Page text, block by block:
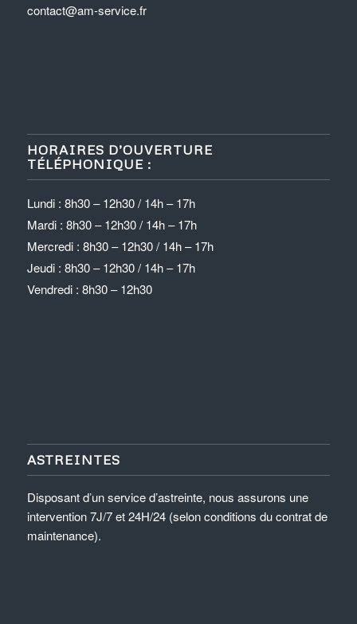
contact@am-service.fr
HORAIRES D’OUVERTURE
TÉLÉPHONIQUE :
Lundi : 8h30 – 12h30 / 14h – 17h
Mardi : 8h30 – 12h30 / 14h – 17h
Mercredi : 8h30 – 12h30 / 14h – 17h
Jeudi : 8h30 – 12h30 / 14h – 17h
Vendredi : 8h30 – 12h30
ASTREINTES
Disposant d’un service d’astreinte, nous assurons une
intervention 7J/7 et 24H/24 (selon conditions du contrat de
maintenance).